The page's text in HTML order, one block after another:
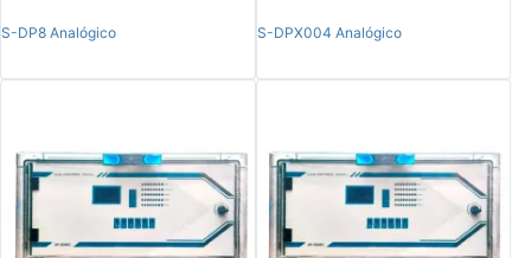
S-DP8 Analógico S-DPX004 Analógico